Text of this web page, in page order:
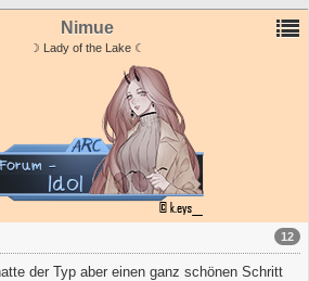
Nimue
☽ Lady of the Lake ☾
12
der Typ aber einen ganz schönen Schritt